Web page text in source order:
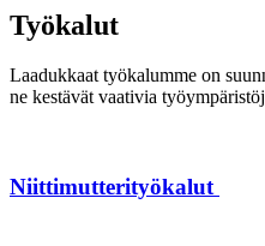
Työkalut
Laadukkaat työkalumme on
ne kestävät vaativia
Niittimutterityökalut